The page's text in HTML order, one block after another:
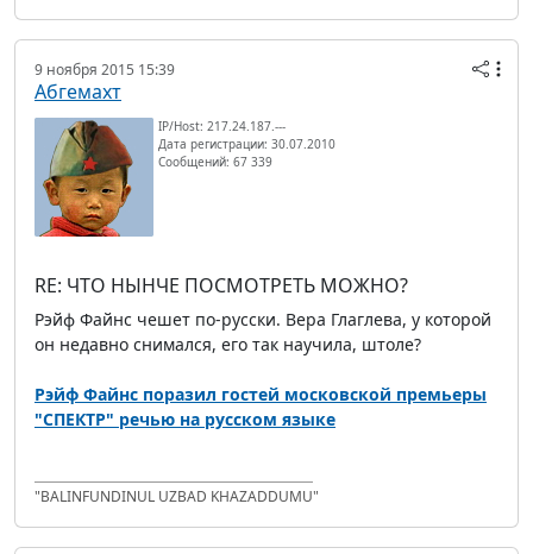
9 ноября 2015 15:39
Абгемахт
IP/Host: 217.24.187.---
Дата регистрации: 30.07.2010
Сообщений: 67 339
RE: ЧТО НЫНЧЕ ПОСМОТРЕТЬ МОЖНО?
Рэйф Файнс чешет по-русски. Вера Глаглева, у которой
он недавно снимался, его так научила, штоле?
Рэйф Файнс поразил гостей московской премьеры
‪"СПЕКТР"‬ речью на русском языке
"BALINFUNDINUL UZBAD KHAZADDUMU"